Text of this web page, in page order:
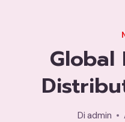
Global
Di admin